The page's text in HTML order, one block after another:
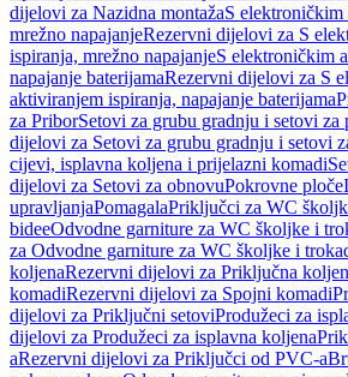
dijelovi za Nazidna montažaS
mrežno napajanjeRezervni dijelovi za S
ispiranja, mrežno napajanjeS elektroničkim
napajanje baterijamaRezervni dijelovi za S
aktiviranjem ispiranja, napajanje baterijama
za PriborSetovi za grubu gradnju i setovi za
dijelovi za Setovi za grubu gradnju i setovi
cijevi, isplavna koljena i prijelazni komadi
dijelovi za Setovi za obnovuPokrovne ploče
upravljanjaPomagalaPriključci za WC
bideeOdvodne garniture za WC školjke i
za Odvodne garniture za WC školjke i
koljenaRezervni dijelovi za Priključna
komadiRezervni dijelovi za Spojni komadi
dijelovi za Priključni setoviProdužeci za
dijelovi za Produžeci za isplavna koljena
aRezervni dijelovi za Priključci od PVC-a